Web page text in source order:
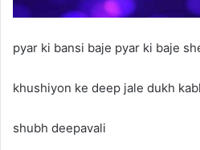
pyar ki bansi baje pyar ki baje
khushiyon ke deep jale dukh
shubh deepavali